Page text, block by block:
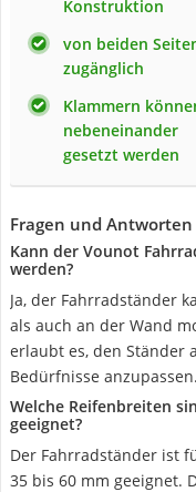
Konstruktion
von beiden
zugänglich
Klammern
nebeneinander
gesetzt werden
Fragen und
Kann der Vounot
werden?
Ja, der Fahrradständer
als auch an der Wand
erlaubt es, den Ständer
Bedürfnisse anzupassen.
Welche Reifenbreiten
geeignet?
Der Fahrradständer ist
35 bis 60 mm geeignet.